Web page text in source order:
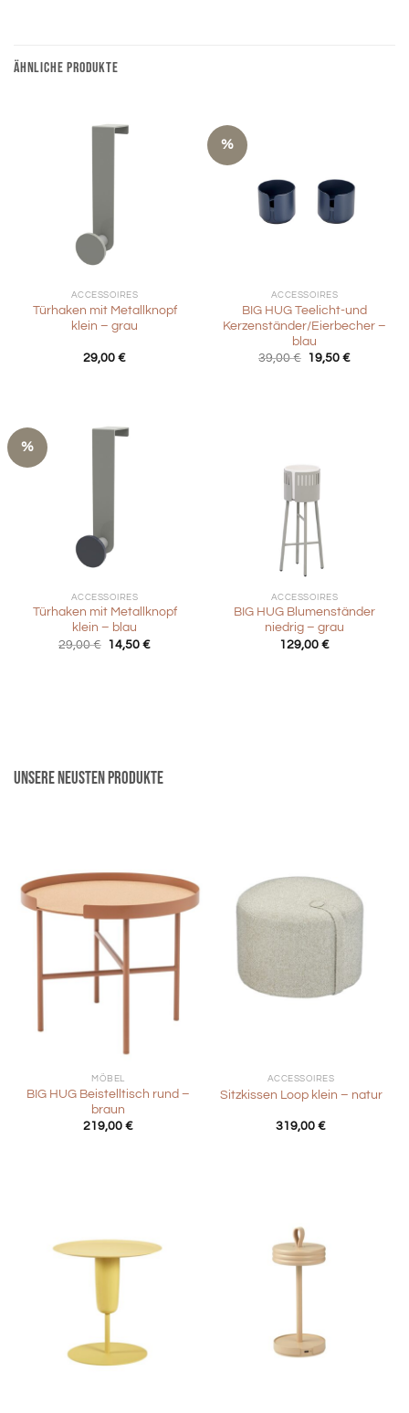
ÄHNLICHE PRODUKTE
ACCESSOIRES
Türhaken mit Metallknopf
klein – grau
29,00 €
%
ACCESSOIRES
BIG HUG Teelicht-und
Kerzenständer/Eierbecher –
blau
39,00€ Ursprünglicher
19,50€Aktueller
%
ACCESSOIRES
Türhaken mit Metallknopf
klein – blau
29,00€ Ursprünglicher
14,50€Aktueller
ACCESSOIRES
BIG HUG Blumenständer
niedrig – grau
129,00 €
Unsere neusten Produkte
MÖBEL
BIG HUG Beistelltisch rund –
braun
219,00 €
ACCESSOIRES
Sitzkissen Loop klein – natur
319,00 €